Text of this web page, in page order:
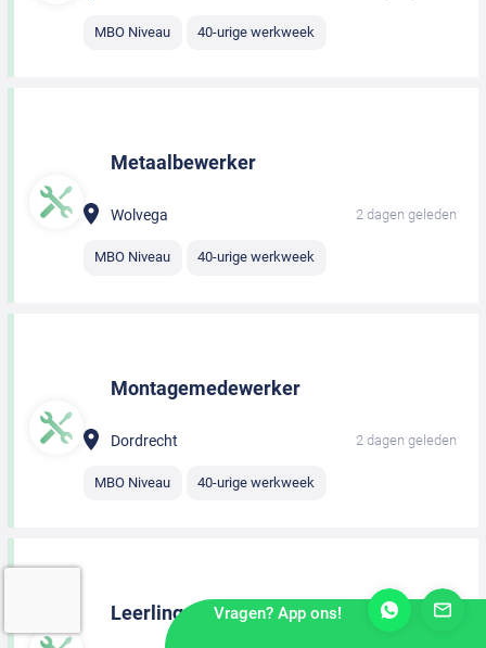
MBO Niveau 40-urige werkweek
Metaalbewerker
Wolvega 2 dagen geleden
MBO Niveau 40-urige werkweek
Montagemedewerker
Dordrecht 2 dagen geleden
MBO Niveau 40-urige werkweek
Leerling monteurVragen? App ons!